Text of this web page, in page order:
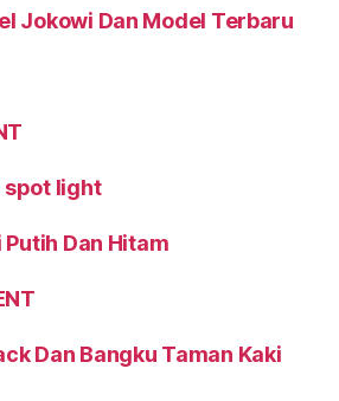
Jokowi Dan Model Terbaru
spot light
Dan Hitam
Dan Bangku Taman Kaki